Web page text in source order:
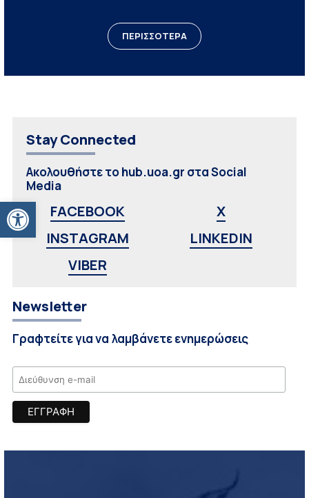
Ανοίξτε τη γραμμή εργαλείων
ΠΕΡΙΣΣΟΤΕΡΑ
Stay Connected
Ακολουθήστε το hub.uoa.gr στα Social
Media
FACEBOOK
X
INSTAGRAM
LINKEDIN
VIBER
Newsletter
Γραφτείτε για να λαμβάνετε ενημερώσεις